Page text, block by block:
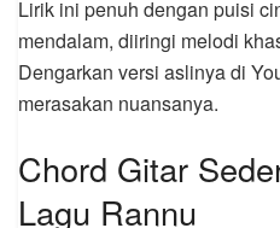
Lirik ini penuh dengan puisi
mendalam, diiringi melodi
Dengarkan versi aslinya di
merasakan nuansanya.
Chord Gitar
Lagu Rannu